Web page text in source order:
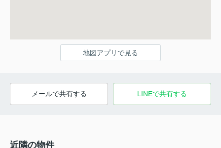
地図アプリで見る
メールで共有する LINEで共有する
近隣の物件